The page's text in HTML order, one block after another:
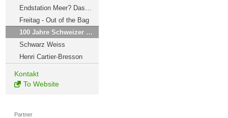
Endstation Meer? Das Plastikmüll-Projekt
Freitag - Out of the Bag
100 Jahre Schweizer Grafik
Schwarz Weiss
Henri Cartier-Bresson
Kontakt
To Website
Partner